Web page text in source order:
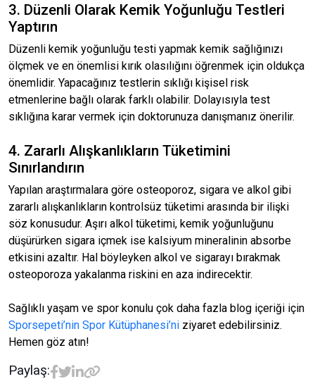
3. Düzenli Olarak Kemik Yoğunluğu Testleri
Yaptırın
Düzenli kemik yoğunluğu testi yapmak kemik sağlığınızı
ölçmek ve en önemlisi kırık olasılığını öğrenmek için oldukça
önemlidir. Yapacağınız testlerin sıklığı kişisel risk
etmenlerine bağlı olarak farklı olabilir. Dolayısıyla test
sıklığına karar vermek için doktorunuza danışmanız önerilir.
4. Zararlı Alışkanlıkların Tüketimini
Sınırlandırın
Yapılan araştırmalara göre osteoporoz, sigara ve alkol gibi
zararlı alışkanlıkların kontrolsüz tüketimi arasında bir ilişki
söz konusudur. Aşırı alkol tüketimi, kemik yoğunluğunu
düşürürken sigara içmek ise kalsiyum mineralinin absorbe
etkisini azaltır. Hal böyleyken alkol ve sigarayı bırakmak
osteoporoza yakalanma riskini en aza indirecektir.
Sağlıklı yaşam ve spor konulu çok daha fazla blog içeriği için
Sporsepeti’nin Spor Kütüphanesi’ni ziyaret edebilirsiniz.
Hemen göz atın!
Paylaş: